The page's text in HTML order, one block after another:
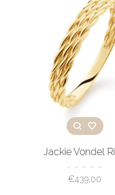
Jackie Vondel
• • • • •
€439,00